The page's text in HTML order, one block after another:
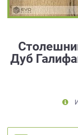
Дуб
обработку
также
программами